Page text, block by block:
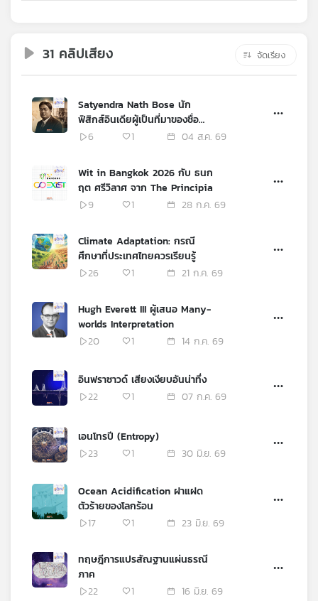
กิจกรรม
เกี่ยว
เครือ
แผนที่
เครือ
31 คลิปเสียง จัดเรียง
Satyendra Nath Bose นัก
ฟิสิกส์อินเดียผู้เป็นที่มาของชื่อ
Boson
6 1 04 ส.ค. 69
Wit in Bangkok 2026 กับ ธนก
ฤต ศรีวิลาศ จาก The Principia
9
1 28 ก.ค. 69
Climate Adaptation: กรณี
ศึกษาที่ประเทศไทยควรเรียนรู้
26
1 21 ก.ค. 69
Hugh Everett III ผู้เสนอ Many-
worlds Interpretation
20
1 14 ก.ค. 69
อินฟราซาวด์ เสียงเงียบอันน่าทึ่ง
22
1 07 ก.ค. 69
เอนโทรปี (Entropy)
23
1 30 มิ.ย. 69
Ocean Acidification ฝาแฝด
ตัวร้ายของโลกร้อน
17
1 23 มิ.ย. 69
ทฤษฎีการแปรสัณฐานแผ่นธรณี
ภาค
22
1 16 มิ.ย. 69